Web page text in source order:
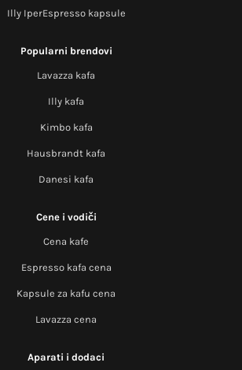
Illy IperEspresso kapsule
Popularni brendovi
Lavazza kafa
Illy kafa
Kimbo kafa
Hausbrandt kafa
Danesi kafa
Cene i vodiči
Cena kafe
Espresso kafa cena
Kapsule za kafu cena
Lavazza cena
Aparati i dodaci